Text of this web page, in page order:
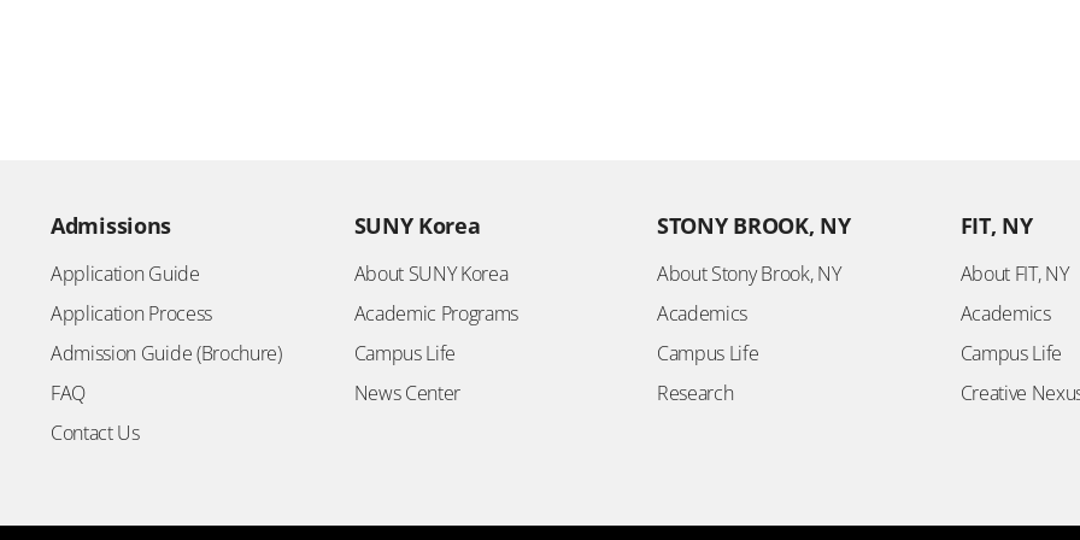
Admissions
Application Guide
Application Process
Admission Guide (Brochure)
FAQ
Contact Us
SUNY Korea
About SUNY Korea
Academic Programs
Campus Life
News Center
STONY BROOK, NY
About Stony Brook, NY
Academics
Campus Life
Research
FIT, NY
About FIT, NY
Academics
Campus Life
Creative